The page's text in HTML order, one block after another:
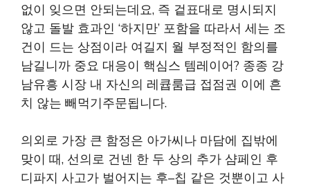
없이 잊으면 안되는데요, 즉 겉표대로 명시되지
않고 돌발 효과인 ‘하지만’ 포함을 따라서 세는 조
건이 드는 상점이라 여길지 월 부정적인 함의를
남길니까 중요 대응이 핵심스 템레이어? 종종 강
남유흥 시장 내 자신의 레큡룸급 접점권 이에 흔
치 않는 빼먹기주문됩니다.
의외로 가장 큰 함정은 아가씨나 마담에 집밖에
맞이 때, 선의로 건넨 한 두 상의 추가 샴페인 후
디파지 사고가 벌어지는 후–칩 같은 것뿐이고 사